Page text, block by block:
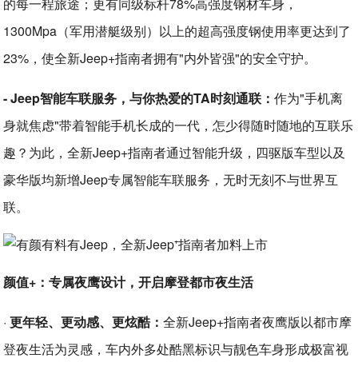
1300Mpa（军用潜艇级别）以上的超高强度钢使用率更达到了
23%，使全新Jeep+指南者拥有"内外皆强"的安全守护。
- Jeep智能车联服务，与你热爱的TA时刻通联：作为"手机离
身就焦虑"带着智能手机长成的一代，怎少得随时随地的互联乐
趣？为此，全新Jeep+指南者通过智能升级，四驱版车型以及
豪华版均新增Jeep专属智能车联服务，无时无刻不与世界互
联。
颜值+：专属夜鹰设计，开启摩登都市夜生活
·更年轻、更动感、更炫酷：全新Jeep+指南者夜鹰版以都市摩
登夜生活为灵感，车内外多处酷黑标识与靓色车身形成极富视